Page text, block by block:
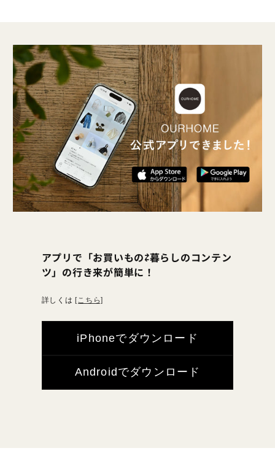
アプリで「お買いもの⇄暮らしのコンテン
ツ」の行き来が簡単に！
詳しくは [こちら]
iPhoneでダウンロード
Androidでダウンロード